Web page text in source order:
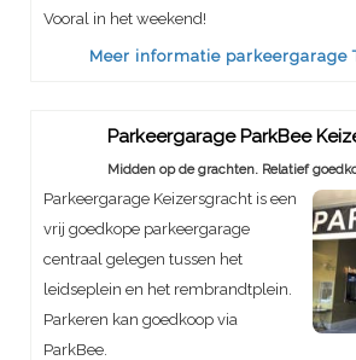
Vooral in het weekend!
Meer informatie parkeergarage
Parkeergarage ParkBee
Midden op de grachten. Relatief
Parkeergarage Keizersgracht is een
vrij goedkope parkeergarage
centraal gelegen tussen het
leidseplein en het rembrandtplein.
Parkeren kan goedkoop via
ParkBee.